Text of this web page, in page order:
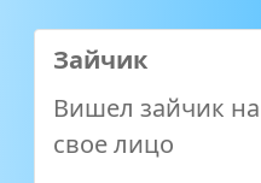
Зайчик
Вишел зайчик
свое лицо